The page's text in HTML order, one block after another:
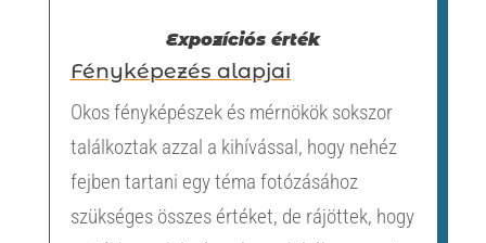
Expozíciós érték
Fényképezés alapjai
Okos fényképészek és mérnökök sokszor
találkoztak azzal a kihívással, hogy nehéz
fejben tartani egy téma fotózásához
szükséges összes értéket, de rájöttek, hogy